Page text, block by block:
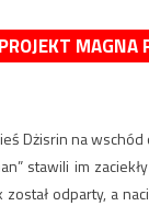
MAGNA
Dżisrin na
stawili im
odparty, a